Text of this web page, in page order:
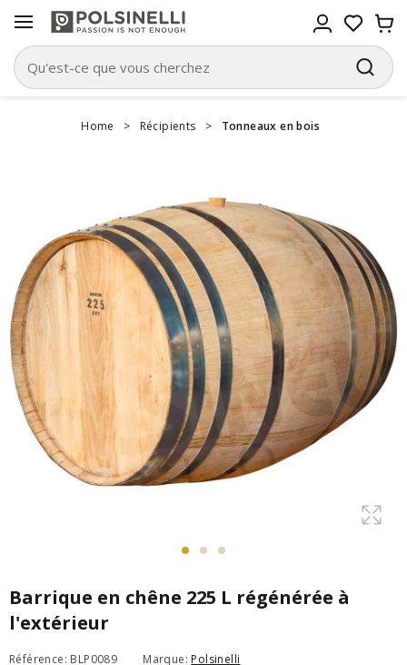
Home > Récipients > Tonneaux en bois
Barrique en chêne 225 L régénérée à
l'extérieur
Référence: BLP0089 Marque: Polsinelli